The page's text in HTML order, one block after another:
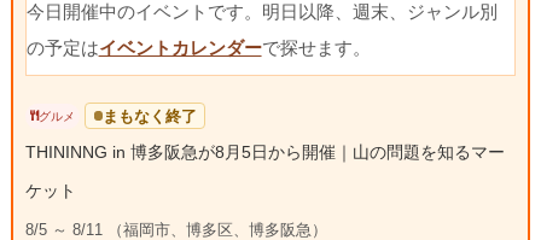
今日開催中のイベントです。明日以降、週末、ジャンル別
の予定はイベントカレンダーで探せます。
グルメ まもなく終了
THININNG in 博多阪急が8月5日から開催｜山の問題を知るマー
ケット
8/5 ～ 8/11 （福岡市、博多区、博多阪急）